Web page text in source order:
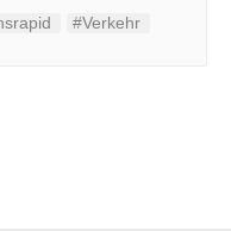
#Verkehr